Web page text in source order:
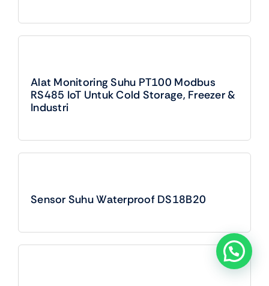
Alat Monitoring Suhu PT100 Modbus
RS485 IoT Untuk Cold Storage, Freezer &
Industri
Sensor Suhu Waterproof DS18B20